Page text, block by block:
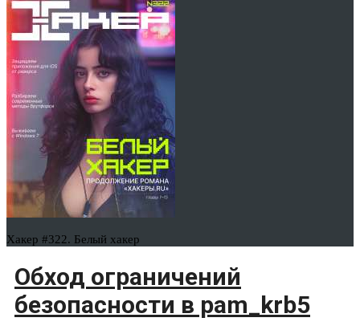
Хакер #322. Белый хакер
Обход ограничений
безопасности в pam_krb5